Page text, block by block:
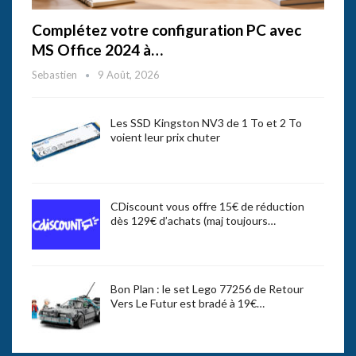
Complétez votre configuration PC avec
MS Office 2024 à…
Sebastien 9 Août, 2026
Les SSD Kingston NV3 de 1 To et 2 To
voient leur prix chuter
CDiscount vous offre 15€ de réduction
dès 129€ d’achats (maj toujours…
Bon Plan : le set Lego 77256 de Retour
Vers Le Futur est bradé à 19€…